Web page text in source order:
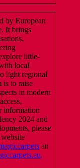
by European
It brings
little-
local
light regional
is to raise
in modern
information
2024 and
please
an
.